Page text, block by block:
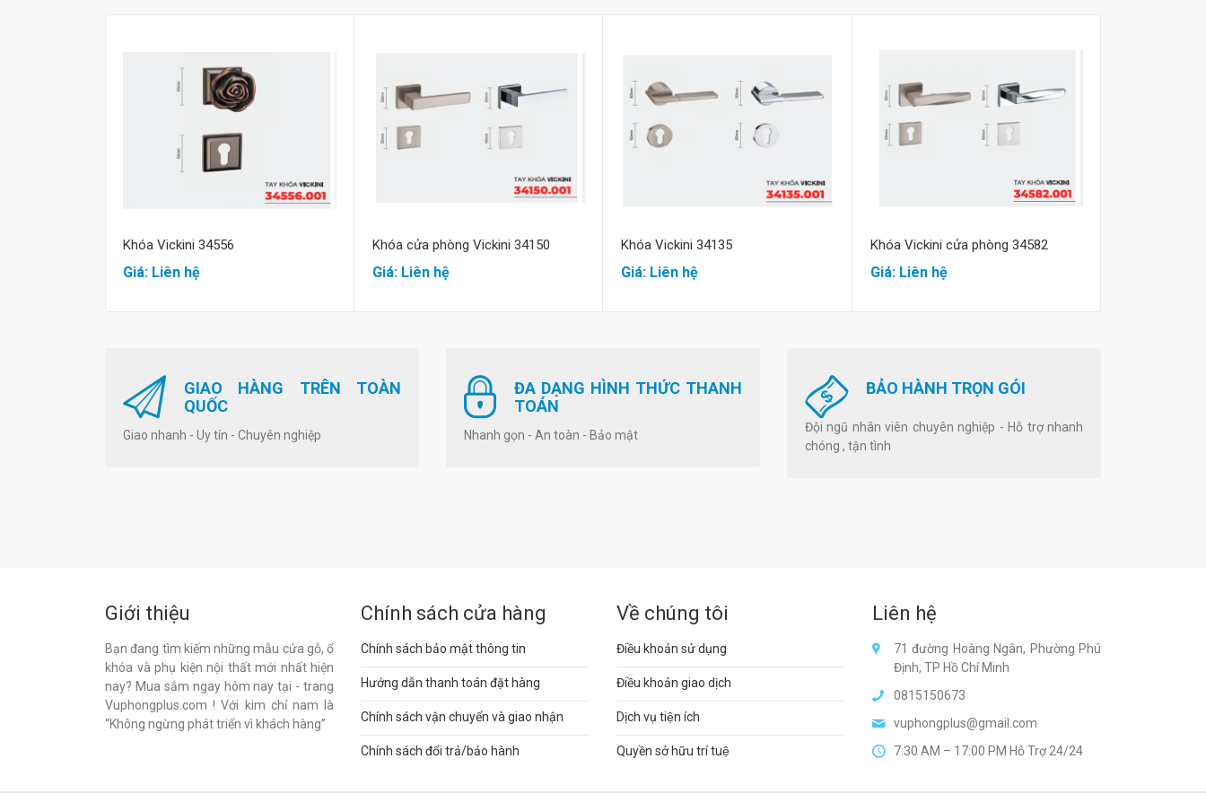
Mua hàng
Khóa Vickini 34556
Giá: Liên hệ
Mua hàng
Khóa cửa phòng Vickini 34150
Giá: Liên hệ
Mua hàng
Khóa Vickini 34135
Giá: Liên hệ
Mua hàng
Khóa Vickini cửa phòng 34582
Giá: Liên hệ
GIAO HÀNG TRÊN TOÀN
QUỐC
Giao nhanh - Uy tín - Chuyên nghiệp
ĐA DẠNG HÌNH THỨC THANH
TOÁN
Nhanh gọn - An toàn - Bảo mật
BẢO HÀNH TRỌN GÓI
Đội ngũ nhân viên chuyên nghiệp - Hỗ trợ nhanh
chóng , tận tình
Giới thiệu
Bạn đang tìm kiếm những mẫu cửa gỗ, ổ
khóa và phụ kiện nội thất mới nhất hiện
nay? Mua sắm ngay hôm nay tại - trang
Vuphongplus.com ! Với kim chỉ nam là
“Không ngừng phát triển vì khách hàng”
Chính sách cửa hàng
Chính sách bảo mật thông tin
Hướng dẫn thanh toán đặt hàng
Chính sách vận chuyển và giao nhận
Chính sách đổi trả/bảo hành
Về chúng tôi
Điều khoản sử dụng
Điều khoản giao dịch
Dịch vụ tiện ích
Quyền sở hữu trí tuệ
Liên hệ
71 đường Hoàng Ngân, Phường Phú
Định, TP Hồ Chí Minh
0815150673
vuphongplus@gmail.com
7:30 AM – 17:00 PM Hỗ Trợ 24/24